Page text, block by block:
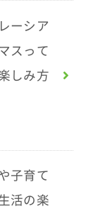
ーシア
スって
しみ方
子育て
活の楽